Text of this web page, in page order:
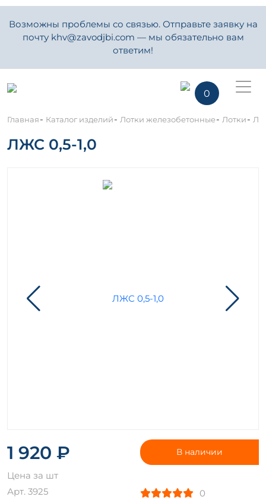
Возможны проблемы со связью. Отправьте заявку на
почту khv@zavodjbi.com — мы обязательно вам
ответим!
0
Главная- Каталог изделий- Лотки железобетонные- Лотки-
ЛЖС 0,5-1,0
1 920 ₽
Цена за шт
Арт. 3925
В наличии
0